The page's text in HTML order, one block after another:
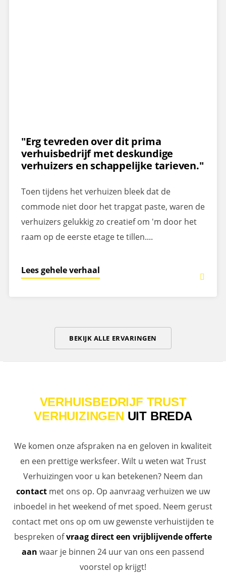
"Erg tevreden over dit prima
verhuisbedrijf met deskundige
verhuizers en schappelijke tarieven."
Toen tijdens het verhuizen bleek dat de
commode niet door het trapgat paste, waren de
verhuizers gelukkig zo creatief om 'm door het
raam op de eerste etage te tillen....
Lees gehele verhaal
BEKIJK ALLE ERVARINGEN
VERHUISBEDRIJF TRUST
VERHUIZINGEN UIT BREDA
We komen onze afspraken na en geloven in kwaliteit
en een prettige werksfeer. Wilt u weten wat Trust
Verhuizingen voor u kan betekenen? Neem dan
contact met ons op. Op aanvraag verhuizen we uw
inboedel in het weekend of met spoed. Neem gerust
contact met ons op om uw gewenste verhuistijden te
bespreken ofvraag direct een vrijblijvende offerte
aan waar je binnen 24 uur van ons een passend
voorstel op krijgt!